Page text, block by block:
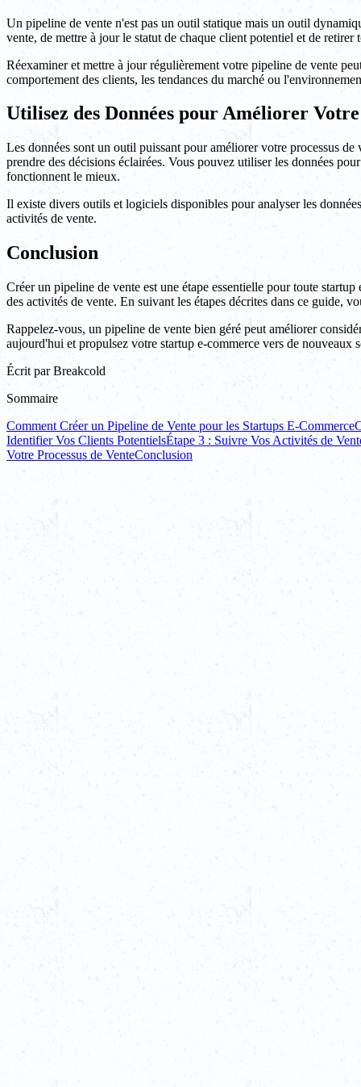
Un pipeline de vente n'est pas un outil statique mais un outil
vente, de mettre à jour le statut de chaque client potentiel et de
Réexaminer et mettre à jour régulièrement votre pipeline de vente
comportement des clients, les tendances du marché ou
Utilisez des Données pour Améliorer Votre
Les données sont un outil puissant pour améliorer votre processus
prendre des décisions éclairées. Vous pouvez utiliser les données
fonctionnent le mieux.
Il existe divers outils et logiciels disponibles pour analyser les
activités de vente.
Conclusion
Créer un pipeline de vente est une étape essentielle pour toute
des activités de vente. En suivant les étapes décrites dans ce guide,
Rappelez-vous, un pipeline de vente bien géré peut améliorer
aujourd'hui et propulsez votre startup e-commerce vers de nouveaux
Écrit par Breakcold
Sommaire
Comment Créer un Pipeline de Vente pour les Startups E-Commerce
Identifier Vos Clients PotentielsÉtape 3 : Suivre Vos Activités de
Votre Processus de VenteConclusion